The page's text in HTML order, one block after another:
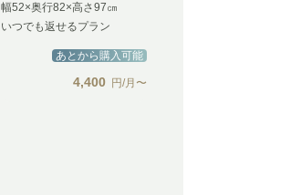
ル)
幅52×奥行82×高さ97㎝
いつでも返せるプラン
あとから購入可能
4,400 円/月〜